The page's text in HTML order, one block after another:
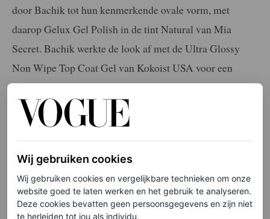
door Bachik tot hun kenmerkende ovale vorm, met
daarop Gelux Gel Polish in de tint Natural van Mia
Secret. Bachik werkte de look af met de Ultra Glossy
Non Wipe Top Coat Gel van Kokoist USA voor een
ultieme glans.
De tekst gaat verder onder de afbeelding.
Wij gebruiken cookies
Wij gebruiken cookies en vergelijkbare technieken om onze
website goed te laten werken en het gebruik te analyseren.
Deze cookies bevatten geen persoonsgegevens en zijn niet
te herleiden tot jou als individu.